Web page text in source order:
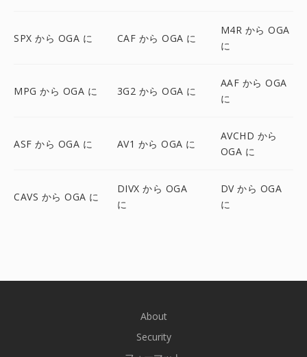
SPX から OGA に CAF から OGA に
M4R から OGA
に
MPG から OGA に 3G2 から OGA に
AAF から OGA
に
ASF から OGA に AV1 から OGA に
AVCHD から
OGA に
CAVS から OGA に
DIVX から OGA
に
DV から OGA
に
About
Security